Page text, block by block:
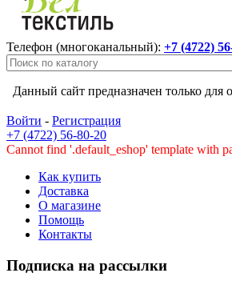
Телефон (многоканальный): +7 (4722)
Данный сайт предназначен только для
Войти - Регистрация
+7 (4722) 56-80-20
Cannot find '.default_eshop' template with
Как купить
Доставка
О магазине
Помощь
Контакты
Подписка на рассылки